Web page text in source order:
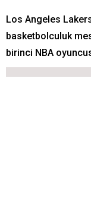
Los Angeles
basketbolculuk
birinci NBA